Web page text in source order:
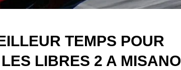
TEMPS POUR
LIBRES 2 A MISANO